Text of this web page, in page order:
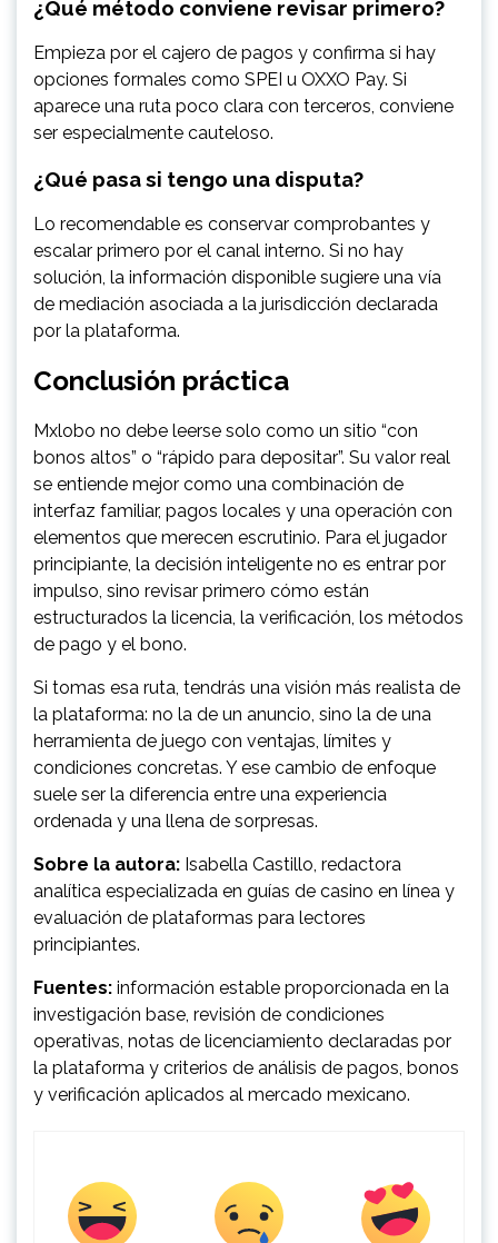
¿Qué método conviene revisar primero?
Empieza por el cajero de pagos y confirma si hay
opciones formales como SPEI u OXXO Pay. Si
aparece una ruta poco clara con terceros, conviene
ser especialmente cauteloso.
¿Qué pasa si tengo una disputa?
Lo recomendable es conservar comprobantes y
escalar primero por el canal interno. Si no hay
solución, la información disponible sugiere una vía
de mediación asociada a la jurisdicción declarada
por la plataforma.
Conclusión práctica
Mxlobo no debe leerse solo como un sitio “con
bonos altos” o “rápido para depositar”. Su valor real
se entiende mejor como una combinación de
interfaz familiar, pagos locales y una operación con
elementos que merecen escrutinio. Para el jugador
principiante, la decisión inteligente no es entrar por
impulso, sino revisar primero cómo están
estructurados la licencia, la verificación, los métodos
de pago y el bono.
Si tomas esa ruta, tendrás una visión más realista de
la plataforma: no la de un anuncio, sino la de una
herramienta de juego con ventajas, límites y
condiciones concretas. Y ese cambio de enfoque
suele ser la diferencia entre una experiencia
ordenada y una llena de sorpresas.
Sobre la autora: Isabella Castillo, redactora
analítica especializada en guías de casino en línea y
evaluación de plataformas para lectores
principiantes.
Fuentes: información estable proporcionada en la
investigación base, revisión de condiciones
operativas, notas de licenciamiento declaradas por
la plataforma y criterios de análisis de pagos, bonos
y verificación aplicados al mercado mexicano.